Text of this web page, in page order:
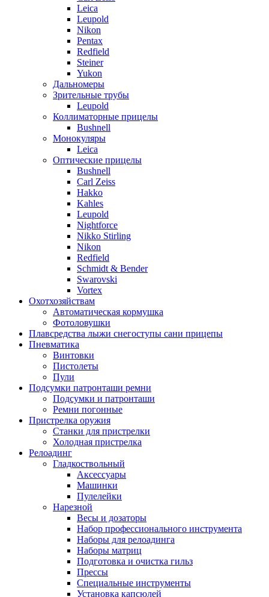
Leica
Leupold
Nikon
Pentax
Redfield
Steiner
Yukon
Дальномеры
Зрительные трубы
Leupold
Коллиматорные прицелы
Bushnell
Монокуляры
Leica
Оптические прицелы
Bushnell
Carl Zeiss
Hakko
Kahles
Leupold
Nightforce
Nikko Stirling
Nikon
Redfield
Schmidt & Bender
Swarovski
Vortex
Охотхозяйствам
Автоматическая кормушка
Фотоловушки
Плавсредства лыжи снегоступы сани прицепы
Пневматика
Винтовки
Пистолеты
Пули
Подсумки патронташи ремни
Подсумки и патронташи
Ремни погонные
Пристрелка оружия
Станки для пристрелки
Холодная пристрелка
Релоадинг
Гладкоствольный
Аксессуары
Машинки
Пулелейки
Нарезной
Весы и дозаторы
Набор профессионального инструмента
Наборы для релоадинга
Наборы матриц
Подготовка и очистка гильз
Прессы
Специальные инструменты
Установка капсюлей